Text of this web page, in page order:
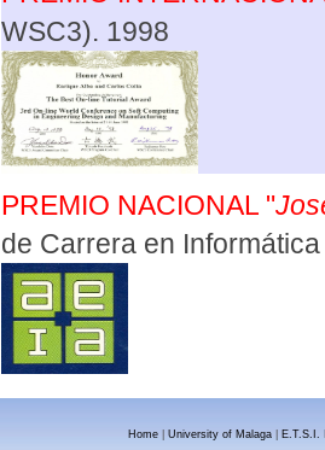
WSC3). 1998
PREMIO NACIONAL "
de Carrera en
Home| University of Malaga| E.T.S.I.